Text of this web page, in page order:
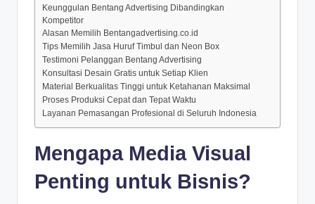
Keunggulan Bentang Advertising Dibandingkan
Kompetitor
Alasan Memilih Bentangadvertising.co.id
Tips Memilih Jasa Huruf Timbul dan Neon Box
Testimoni Pelanggan Bentang Advertising
Konsultasi Desain Gratis untuk Setiap Klien
Material Berkualitas Tinggi untuk Ketahanan Maksimal
Proses Produksi Cepat dan Tepat Waktu
Layanan Pemasangan Profesional di Seluruh Indonesia
Mengapa Media Visual
Penting untuk Bisnis?